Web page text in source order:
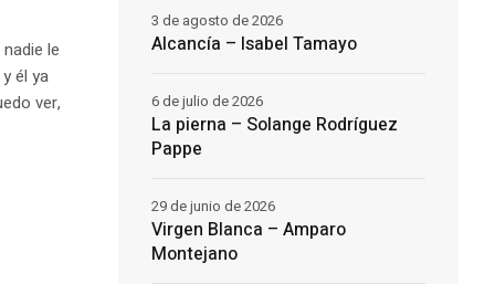
le
él ya
ver,
Alcancía – Isabel Tamayo
3 de agosto de 2026
La pierna – Solange Rodríguez
Pappe
6 de julio de 2026
Virgen Blanca – Amparo
Montejano
29 de junio de 2026